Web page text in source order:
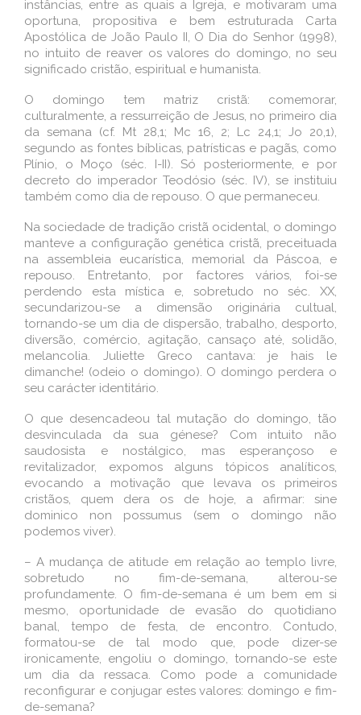
instâncias, entre as quais a Igreja, e motivaram uma
oportuna, propositiva e bem estruturada Carta
Apostólica de João Paulo II, O Dia do Senhor (1998),
no intuito de reaver os valores do domingo, no seu
significado cristão, espiritual e humanista.
O domingo tem matriz cristã: comemorar,
culturalmente, a ressurreição de Jesus, no primeiro dia
da semana (cf. Mt 28,1; Mc 16, 2; Lc 24,1; Jo 20,1),
segundo as fontes bíblicas, patrísticas e pagãs, como
Plínio, o Moço (séc. I-II). Só posteriormente, e por
decreto do imperador Teodósio (séc. IV), se instituiu
também como dia de repouso. O que permaneceu.
Na sociedade de tradição cristã ocidental, o domingo
manteve a configuração genética cristã, preceituada
na assembleia eucarística, memorial da Páscoa, e
repouso. Entretanto, por factores vários, foi-se
perdendo esta mística e, sobretudo no séc. XX,
secundarizou-se a dimensão originária cultual,
tornando-se um dia de dispersão, trabalho, desporto,
diversão, comércio, agitação, cansaço até, solidão,
melancolia. Juliette Greco cantava: je hais le
dimanche! (odeio o domingo). O domingo perdera o
seu carácter identitário.
O que desencadeou tal mutação do domingo, tão
desvinculada da sua génese? Com intuito não
saudosista e nostálgico, mas esperançoso e
revitalizador, expomos alguns tópicos analíticos,
evocando a motivação que levava os primeiros
cristãos, quem dera os de hoje, a afirmar: sine
dominico non possumus (sem o domingo não
podemos viver).
– A mudança de atitude em relação ao templo livre,
sobretudo no fim-de-semana, alterou-se
profundamente. O fim-de-semana é um bem em si
mesmo, oportunidade de evasão do quotidiano
banal, tempo de festa, de encontro. Contudo,
formatou-se de tal modo que, pode dizer-se
ironicamente, engoliu o domingo, tornando-se este
um dia da ressaca. Como pode a comunidade
reconfigurar e conjugar estes valores: domingo e fim-
de-semana?